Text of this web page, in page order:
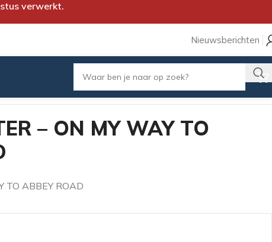
verwerkt.
Nieuwsberichten
– ON MY WAY TO
TO ABBEY ROAD